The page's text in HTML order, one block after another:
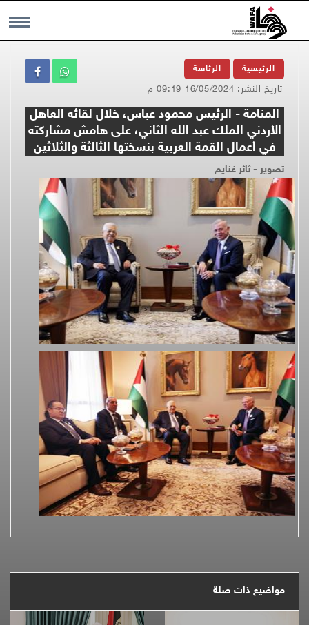
MENU الرئيسية الرئاسة
تاريخ النشر: 16/05/2024 09:19 م
المنامة - الرئيس محمود عباس، خلال لقائه العاهل
الأردني الملك عبد الله الثاني، على هامش مشاركته
في أعمال القمة العربية بنسختها الثالثة والثلاثين
تصوير - ثائر غنايم
مواضيع ذات صلة